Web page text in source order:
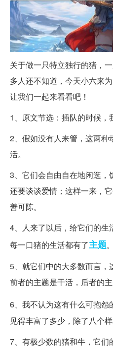
关于做一只特立独行的猪，
多人还不知道，今天小六来
让我们一起来看看吧！
1、原文节选：插队的时候，
2、假如没有人来管，这两种
活。
3、它们会自由自在地闲逛
还要谈谈爱情；这样一来，
善可陈。
4、人来了以后，给它们的生
每一口猪的生活都有了主题。
5、就它们中的大多数而言，
前者的主题是干活，后者的主
6、我不认为这有什么可抱怨
见得丰富了多少，除了八个
7、有极少数的猪和牛，它们